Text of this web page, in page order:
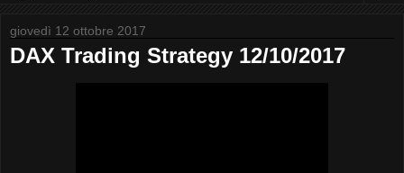
giovedì 12 ottobre 2017
DAX Trading Strategy 12/10/2017